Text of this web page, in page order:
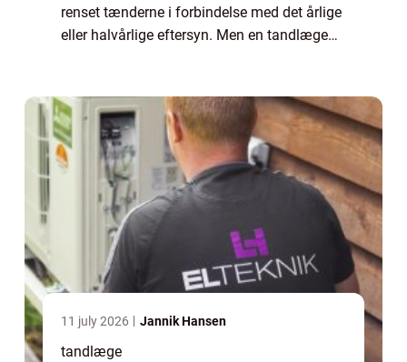
renset tænderne i forbindelse med det årlige
eller halvårlige eftersyn. Men en tandlæge
11 july 2026 Jannik Hansen
tandlæge